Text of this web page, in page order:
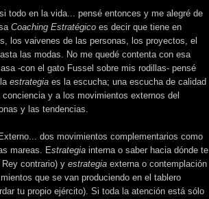
todo en la vida... pensé entonces y me alegré de
Coaching Estratégico es decir que tiene en
los vaivenes de las personas, los proyectos, el
las modas. No me quedé contenta con esa
-con el gato Fussel sobre mis rodillas- pensé
estrategia es la escucha; una escucha de calidad
y a los movimientos externos del
y las tendencias.
dos movimientos complementarios como
mareas. Estrategia interna o saber hacia dónde te
contrario) y estrategia externa o contemplación
que se van produciendo en el tablero
tu propio ejército). Si toda la atención está sólo